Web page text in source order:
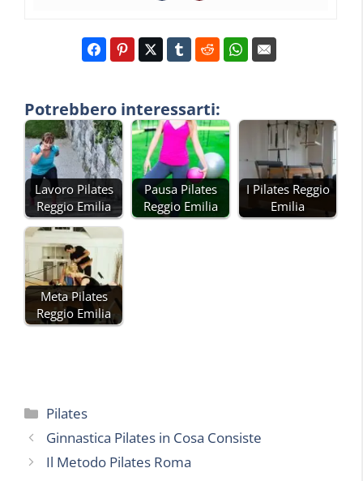
Potrebbero interessarti:
Lavoro Pilates
Reggio Emilia
Pausa Pilates
Reggio Emilia
I Pilates Reggio
Emilia
Meta Pilates
Reggio Emilia
Categorie
Pilates
Ginnastica Pilates in Cosa Consiste
Il Metodo Pilates Roma